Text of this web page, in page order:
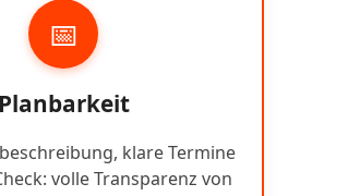
📅
Planbarkeit
klare Termine
volle Transparenz von